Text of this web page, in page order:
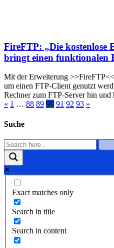
FireFTP: „Die kostenlose
bringt einen funktionalen
Mit der Erweiterung
um einen FTP-Client genutzt
Rechner zum FTP-Server hin und
« 1 … 88 89 90 91 92 93 »
Suche
Exact matches only
Search in title
Search in content